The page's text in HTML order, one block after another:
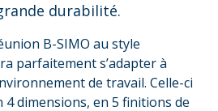
durabilité.
B-SIMO au style
parfaitement s’adapter à
de travail. Celle-ci
4 dimensions, en 5 finitions de